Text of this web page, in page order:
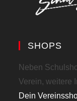
SHOPS
Neben
Verein, weitere
Dein